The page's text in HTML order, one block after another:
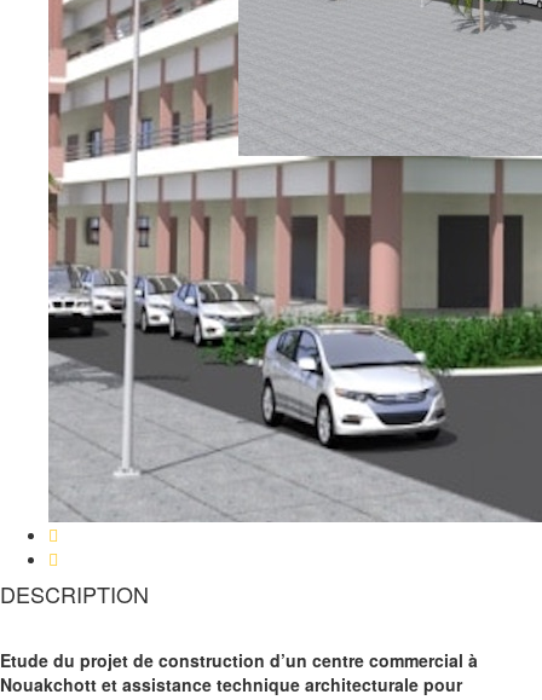
DESCRIPTION
Etude du projet de construction d’un centre commercial à
Nouakchott et assistance technique architecturale pour